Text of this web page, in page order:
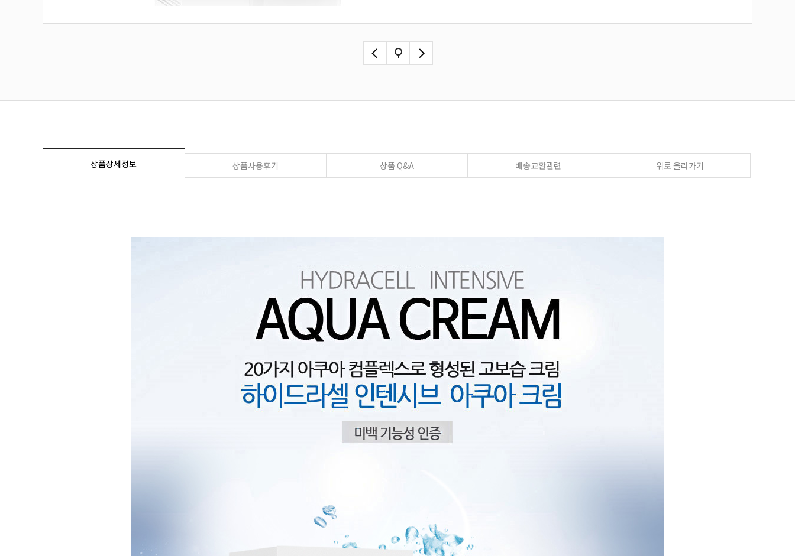
상품상세정보 상품사용후기 상품 Q&A 배송교환관련 위로 올라가기